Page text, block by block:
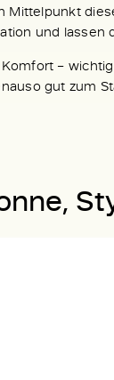
Mittelpunkt
und lassen
–
gut zum